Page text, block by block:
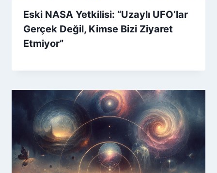
Eski NASA Yetkilisi: “Uzaylı UFO’lar
Gerçek Değil, Kimse Bizi Ziyaret
Etmiyor”